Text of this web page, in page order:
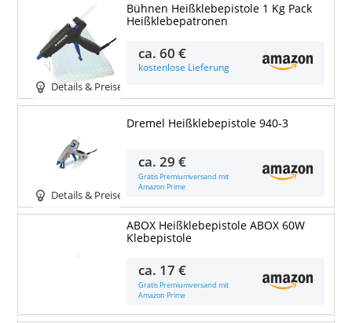
Details & Preise
Bühnen Heißklebepistole 1 Kg Pack
Heißklebepatronen
ca.60 €
kostenlose Lieferung
Details & Preise
Dremel Heißklebepistole 940-3
ca.29 €
Gratis Premiumversand mit
Amazon Prime
ABOX Heißklebepistole ABOX 60W
Klebepistole
ca. 17 €
Gratis Premiumversand mit
Amazon Prime